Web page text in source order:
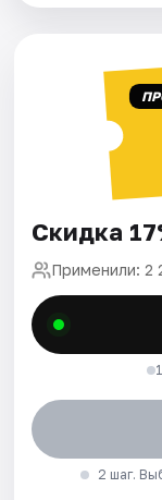
Скидка
Применили: 2
2 шаг.